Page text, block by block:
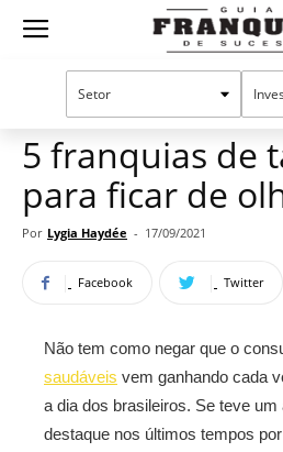
Guia
Franquias por setor Alimentação
5 franquias de
para ficar de
Por Lygia Haydée - 17/09/2021
Facebook Twitter
Não tem como negar que o
saudáveis vem ganhando cada
a dia dos brasileiros. Se teve um
destaque nos últimos tempos